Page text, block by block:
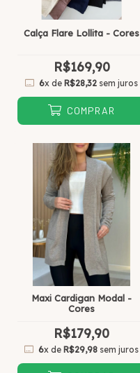
Calça Flare Lollita - Cores
R$169,90
6x deR$28,32 sem juros
COMPRAR
Maxi Cardigan Modal -
Cores
R$179,90
6x deR$29,98 sem juros